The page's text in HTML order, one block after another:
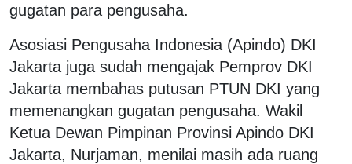
gugatan para pengusaha.
Asosiasi Pengusaha Indonesia (Apindo) DKI
Jakarta juga sudah mengajak Pemprov DKI
Jakarta membahas putusan PTUN DKI yang
memenangkan gugatan pengusaha. Wakil
Ketua Dewan Pimpinan Provinsi Apindo DKI
Jakarta, Nurjaman, menilai masih ada ruang